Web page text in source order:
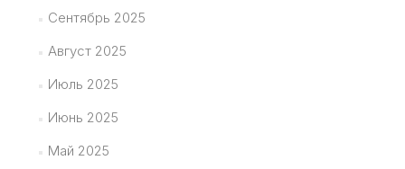
Сентябрь 2025
Август 2025
Июль 2025
Июнь 2025
Май 2025